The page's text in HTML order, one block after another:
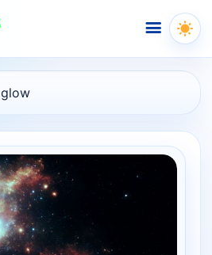
Меню
glow